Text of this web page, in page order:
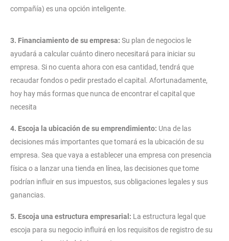
compañía) es una opción inteligente.
3. Financiamiento de su empresa: Su plan de negocios le
ayudará a calcular cuánto dinero necesitará para iniciar su
empresa. Si no cuenta ahora con esa cantidad, tendrá que
recaudar fondos o pedir prestado el capital. Afortunadamente,
hoy hay más formas que nunca de encontrar el capital que
necesita
4. Escoja la ubicación de su emprendimiento: Una de las
decisiones más importantes que tomará es la ubicación de su
empresa. Sea que vaya a establecer una empresa con presencia
física o a lanzar una tienda en línea, las decisiones que tome
podrían influir en sus impuestos, sus obligaciones legales y sus
ganancias.
5. Escoja una estructura empresarial: La estructura legal que
escoja para su negocio influirá en los requisitos de registro de su